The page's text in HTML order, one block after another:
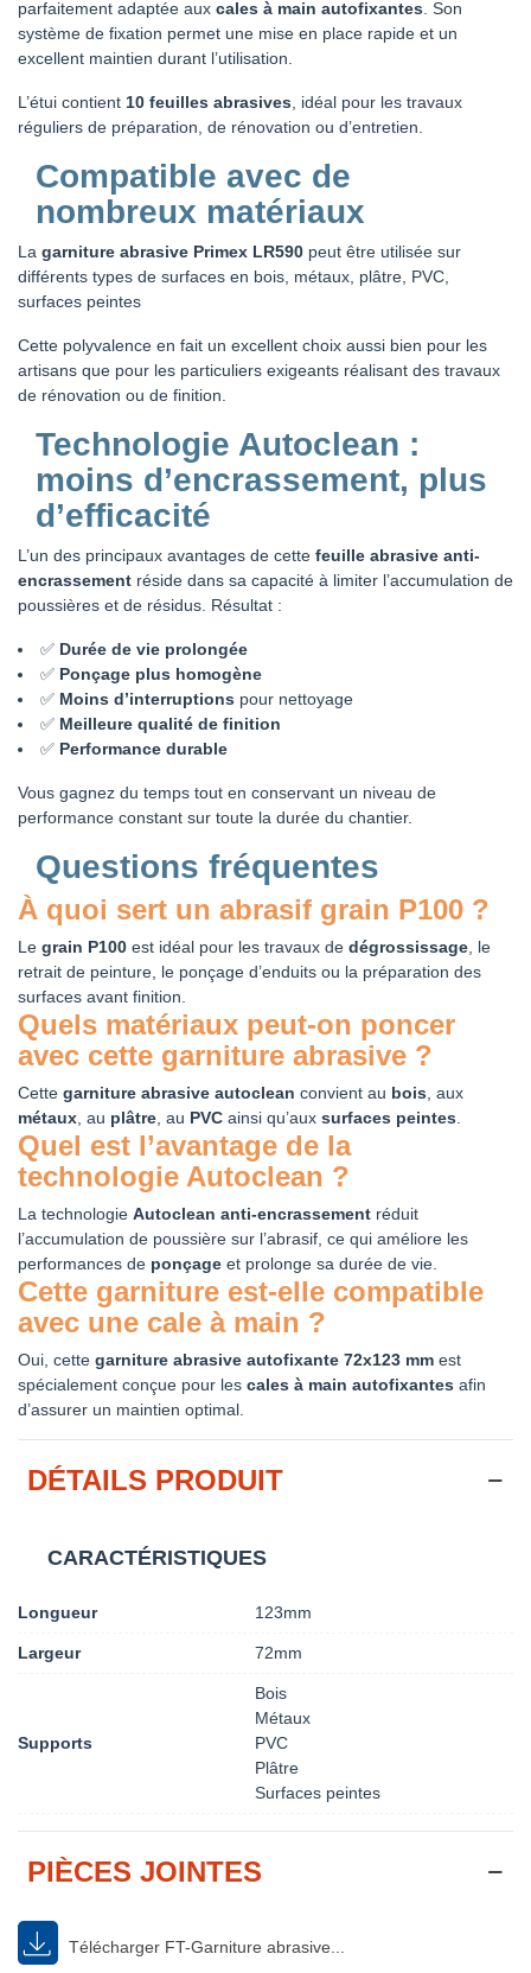
parfaitement adaptée aux cales à main autofixantes . Son
système de fixation permet une mise en place rapide et un
excellent maintien durant l’utilisation.
L’étui contient 10 feuilles abrasives , idéal pour les travaux
réguliers de préparation, de rénovation ou d’entretien.
Compatible avec de
nombreux matériaux
La garniture abrasive Primex LR590 peut être utilisée sur
différents types de surfaces en bois, métaux, plâtre, PVC,
surfaces peintes
Cette polyvalence en fait un excellent choix aussi bien pour les
artisans que pour les particuliers exigeants réalisant des travaux
de rénovation ou de finition.
Technologie Autoclean :
moins d’encrassement, plus
d’efficacité
L’un des principaux avantages de cette feuille abrasive anti-
encrassement réside dans sa capacité à limiter l’accumulation de
poussières et de résidus. Résultat :
✅ Durée de vie prolongée
✅ Ponçage plus homogène
✅ Moins d’interruptions pour nettoyage
✅ Meilleure qualité de finition
✅ Performance durable
Vous gagnez du temps tout en conservant un niveau de
performance constant sur toute la durée du chantier.
Questions fréquentes
À quoi sert un abrasif grain P100 ?
Le grain P100 est idéal pour les travaux de dégrossissage , le
retrait de peinture, le ponçage d’enduits ou la préparation des
surfaces avant finition.
Quels matériaux peut-on poncer
avec cette garniture abrasive ?
Cette garniture abrasive autoclean convient au bois , aux
métaux , au plâtre , au PVC ainsi qu’aux surfaces peintes
Quel est l’avantage de la
technologie Autoclean ?
La technologie Autoclean anti-encrassement réduit
l’accumulation de poussière sur l’abrasif, ce qui améliore les
performances de ponçage et prolonge sa durée de vie.
Cette garniture est-elle compatible
avec une cale à main ?
Oui, cette garniture abrasive autofixante 72x123 mm est
spécialement conçue pour les cales à main autofixantes afin
d’assurer un maintien optimal.
DÉTAILS PRODUIT
CARACTÉRISTIQUES
Longueur 123mm
Largeur 72mm
Supports
Bois
Métaux
PVC
Plâtre
Surfaces peintes
PIÈCES JOINTES
Télécharger FT-Garniture abrasive...